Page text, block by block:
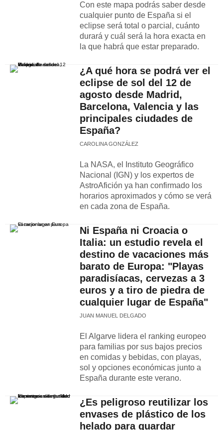
Con este mapa podrás saber desde
cualquier punto de España si el
eclipse será total o parcial, cuánto
durará y cuál será la hora exacta en
la que habrá que estar preparado.
¿A qué hora se podrá ver el
eclipse de sol del 12 de
agosto desde Madrid,
Barcelona, Valencia y las
principales ciudades de
España?
CAROLINA GONZÁLEZ
La NASA, el Instituto Geográfico
Nacional (IGN) y los expertos de
AstroAfición ya han confirmado los
horarios aproximados y cómo se verá
en cada zona de España.
Ni España ni Croacia o
Italia: un estudio revela el
destino de vacaciones más
barato de Europa: "Playas
paradisíacas, cervezas a 3
euros y a tiro de piedra de
cualquier lugar de España"
JUAN MANUEL DELGADO
El Algarve lidera el ranking europeo
para familias por sus bajos precios
en comidas y bebidas, con playas,
sol y opciones económicas junto a
España durante este verano.
¿Es peligroso reutilizar los
envases de plástico de los
helado para guardar